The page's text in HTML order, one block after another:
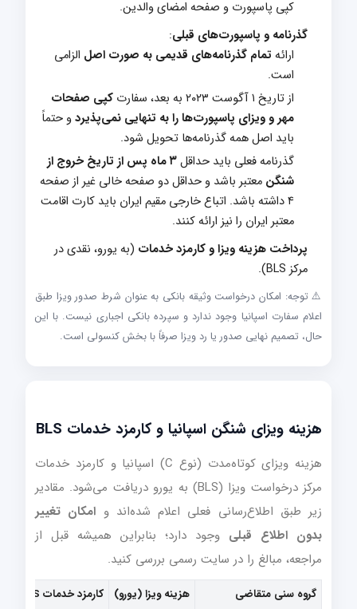
کپی پاسپورت و صفحه امضای والدین.
گذرنامه و پاسپورت‌های قبلی:
ارائه تمام گذرنامه‌های قدیمی به صورت اصل الزامی
است.
از تاریخ ۱ آگوست ۲۰۲۳ به بعد، سفارت
کپی صفحات
مهر و ویزای پاسپورت‌ها را به تنهایی نمی‌پذیردو حتماً
باید اصل همه گذرنامه‌ها تحویل شود.
گذرنامه فعلی باید حداقل ۳ ماه پس از تاریخ خروج از
شنگن معتبر باشد و حداقل دو صفحه خالی غیر از صفحه
۴ داشته باشد. اتباع خارجی مقیم ایران باید کارت اقامت
معتبر ایران را نیز ارائه کنند.
پرداخت هزینه ویزا و کارمزد خدمات (به یورو، نقدی در
مرکز BLS).
⚠️ توجه: امکان درخواست وثیقه بانکی به عنوان شرط صدور ویزا طبق
اعلام سفارت اسپانیا وجود ندارد و سپرده بانکی اجباری نیست. با این
حال، تصمیم نهایی صدور یا رد ویزا صرفاً با بخش کنسولی است.
هزینه ویزای شنگن اسپانیا و کارمزد خدمات BLS
هزینه ویزای کوتاه‌مدت (نوع C) اسپانیا و کارمزد خدمات
مرکز درخواست ویزا (BLS) به یورو دریافت می‌شود. مقادیر
زیر طبق اطلاع‌رسانی فعلی اعلام شده‌اند و امکان تغییر
بدون اطلاع قبلی وجود دارد؛ بنابراین همیشه قبل از
مراجعه، مبالغ را در سایت رسمی بررسی کنید.
گروه سنی متقاضی هزینه ویزا (یورو) کارمزد خدمات BLS (یورو)